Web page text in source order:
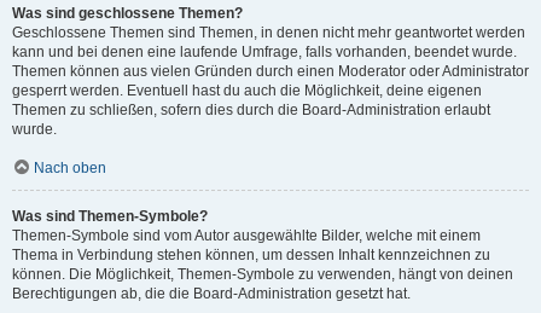
Was sind geschlossene Themen?
Geschlossene Themen sind Themen, in denen nicht mehr geantwortet werden
kann und bei denen eine laufende Umfrage, falls vorhanden, beendet wurde.
Themen können aus vielen Gründen durch einen Moderator oder Administrator
gesperrt werden. Eventuell hast du auch die Möglichkeit, deine eigenen
Themen zu schließen, sofern dies durch die Board-Administration erlaubt
wurde.
Nach oben
Was sind Themen-Symbole?
Themen-Symbole sind vom Autor ausgewählte Bilder, welche mit einem
Thema in Verbindung stehen können, um dessen Inhalt kennzeichnen zu
können. Die Möglichkeit, Themen-Symbole zu verwenden, hängt von deinen
Berechtigungen ab, die die Board-Administration gesetzt hat.